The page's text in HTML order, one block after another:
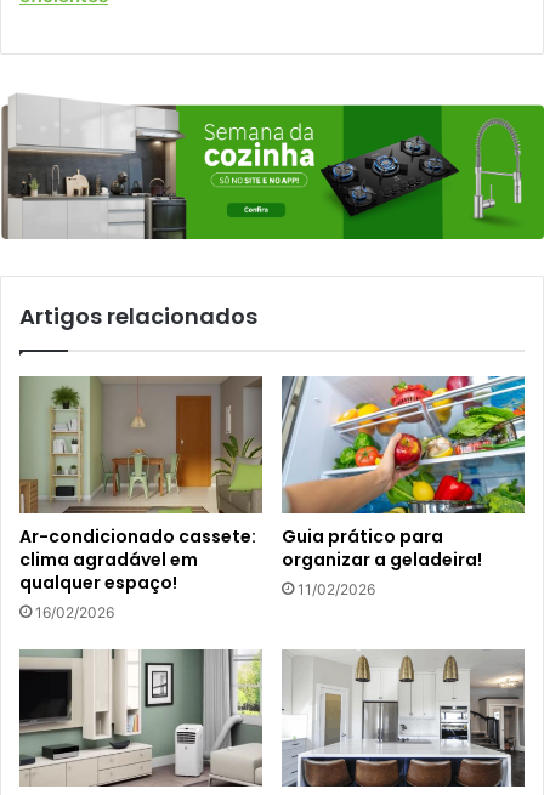
Artigos relacionados
Ar-condicionado cassete:
clima agradável em
qualquer espaço!
16/02/2026
Guia prático para
organizar a geladeira!
11/02/2026